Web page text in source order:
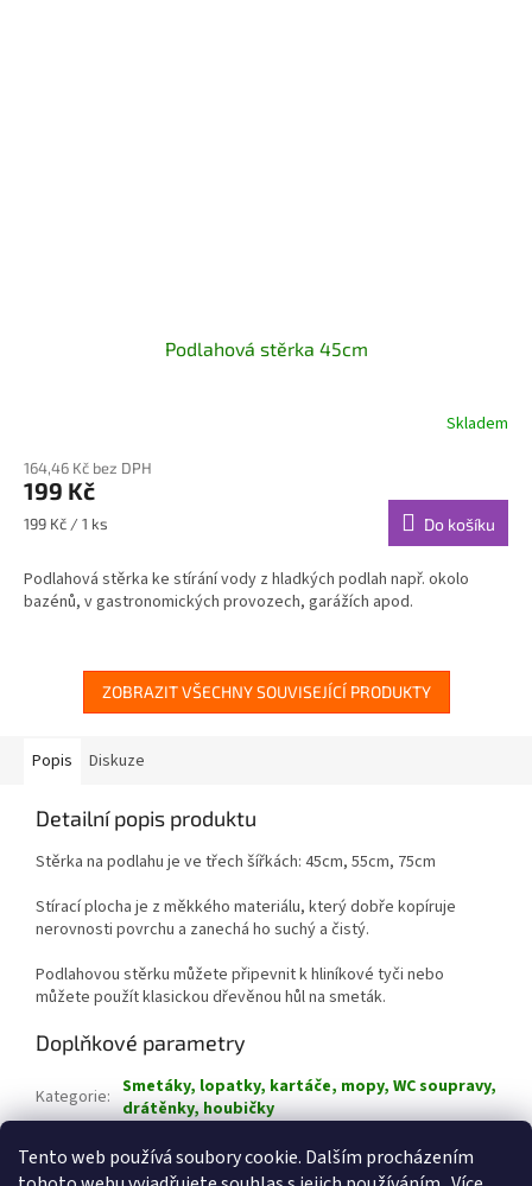
Tento web používá soubory cookie. Dalším procházením
Podlahová stěrka 45cm
Skladem
164,46 Kč bez DPH
199 Kč
Měrná
199 Kč / 1 ks Do košíku
Podlahová stěrka ke stírání vody z hladkých podlah např. okolo
bazénů, v gastronomických provozech, garážích apod.
ZOBRAZIT VŠECHNY SOUVISEJÍCÍ PRODUKTY
Popis Diskuze
Detailní popis produktu
Stěrka na podlahu je ve třech šířkách: 45cm, 55cm, 75cm
Stírací plocha je z měkkého materiálu, který dobře kopíruje
nerovnosti povrchu a zanechá ho suchý a čistý.
Podlahovou stěrku můžete připevnit k hliníkové tyči nebo
můžete použít klasickou dřevěnou hůl na smeták.
Doplňkové parametry
Kategorie: Smetáky, lopatky, kartáče, mopy, WC soupravy,
drátěnky, houbičky